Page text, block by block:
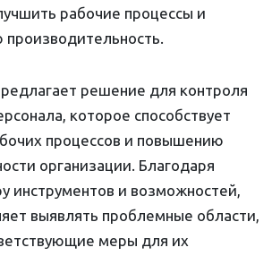
рабочие процессы и
решение для контроля
которое способствует
процессов и повышению
организации. Благодаря
инструментов и возможностей,
выявлять проблемные области,
меры для их